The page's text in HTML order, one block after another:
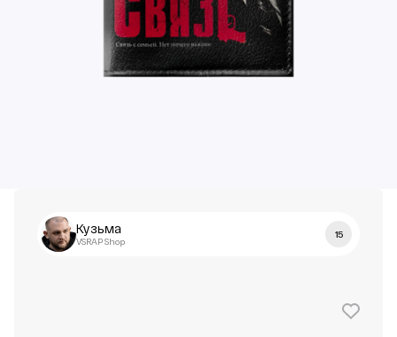
Кузьма
VSRAP Shop
15